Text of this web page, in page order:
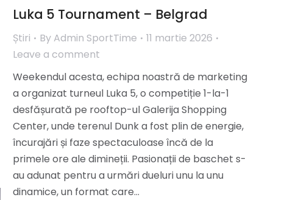
Luka 5 Tournament – Belgrad
Știri By Admin SportTime
11 martie 2026
Leave a comment
Weekendul acesta, echipa noastră de marketing
a organizat turneul Luka 5, o competiție 1-la-1
desfășurată pe rooftop-ul Galerija Shopping
Center, unde terenul Dunk a fost plin de energie,
încurajări și faze spectaculoase încă de la
primele ore ale dimineții. Pasionații de baschet s-
au adunat pentru a urmări dueluri unu la unu
dinamice, un format care…